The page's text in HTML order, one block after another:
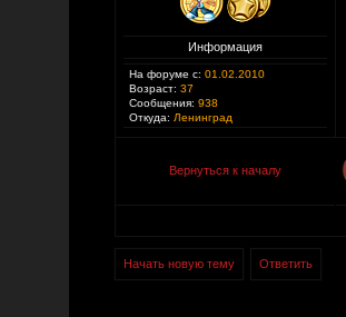
Информация
На форуме с: 01.02.2010
Возраст: 37
Сообщения: 938
Откуда: Ленинград
Вернуться к началу
Начать новую тему Ответить